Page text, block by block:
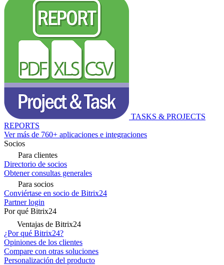
TASKS & PROJECTS
REPORTS
Ver más de 760+ aplicaciones e integraciones
Socios
Para clientes
Directorio de socios
Obtener consultas generales
Para socios
Conviértase en socio de Bitrix24
Partner login
Por qué Bitrix24
Ventajas de Bitrix24
¿Por qué Bitrix24?
Opiniones de los clientes
Compare con otras soluciones
Personalización del producto